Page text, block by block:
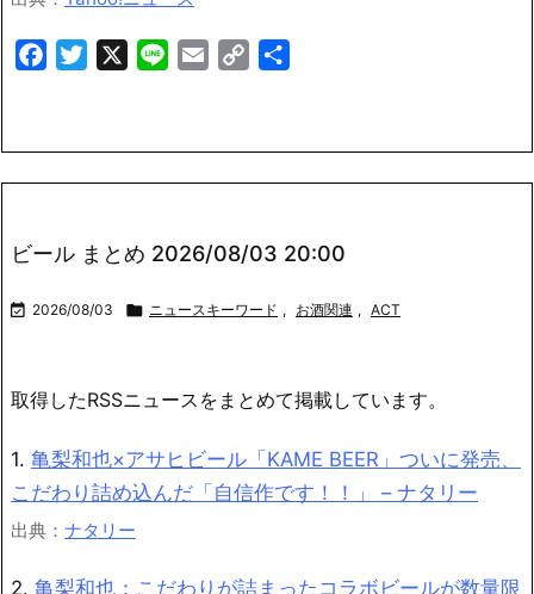
FacebookTwitter Line Email
Copy
ビール まとめ 2026/08/03 20:00
 2026/08/03  ニュースキーワード , お酒関連 , ACT
取得したRSSニュースをまとめて掲載しています。
1. 亀梨和也×アサヒビール「KAME BEER」ついに発売、
こだわり詰め込んだ「自信作です！！」 – ナタリー
出典： ナタリー
2. 亀梨和也：こだわりが詰まったコラボビールが数量限